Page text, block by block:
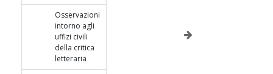
Osservazioni
intorno agli
uffizi civili
della critica
letteraria